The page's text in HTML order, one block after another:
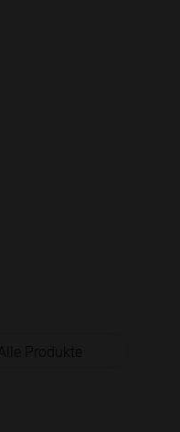
Alle Produkte